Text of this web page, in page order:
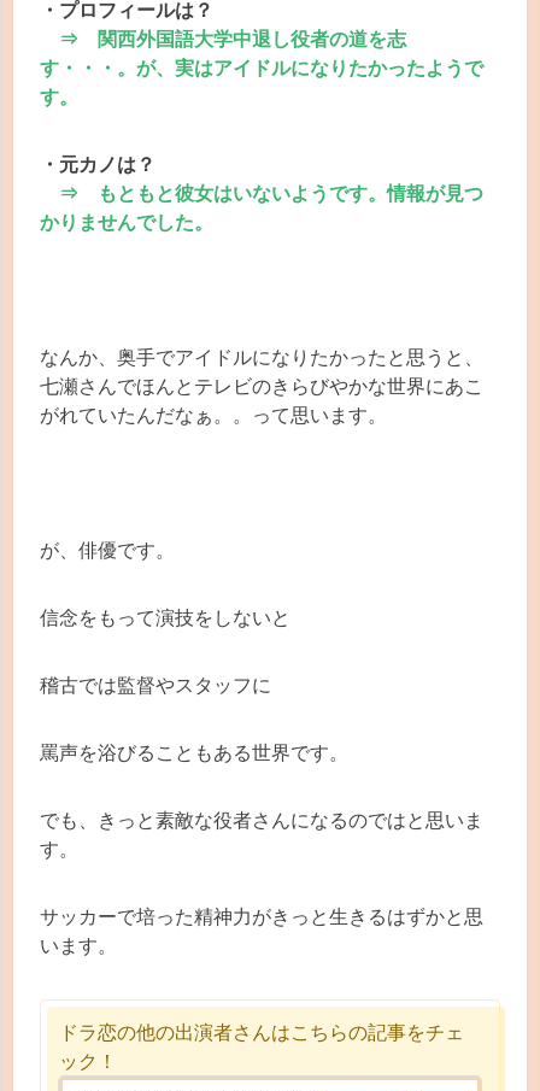
・プロフィールは？
⇒ 関西外国語大学中退し役者の道を志
す・・・。が、実はアイドルになりたかったようで
す。
・元カノは？
⇒ もともと彼女はいないようです。情報が見つ
かりませんでした。
なんか、奥手でアイドルになりたかったと思うと、
七瀬さんでほんとテレビのきらびやかな世界にあこ
がれていたんだなぁ。。って思います。
が、俳優です。
信念をもって演技をしないと
稽古では監督やスタッフに
罵声を浴びることもある世界です。
でも、きっと素敵な役者さんになるのではと思いま
す。
サッカーで培った精神力がきっと生きるはずかと思
います。
ドラ恋の他の出演者さんはこちらの記事をチェ
ック！